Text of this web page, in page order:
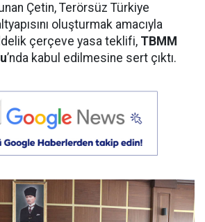
Çetin, Terörsüz Türkiye
oluşturmak amacıyla
çerçeve yasa teklifi, TBMM
’nda kabul edilmesine sert çıktı.